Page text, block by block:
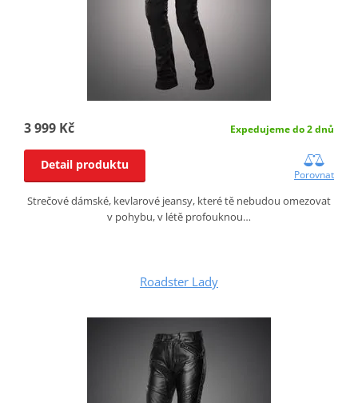
3 999 Kč Expedujeme do 2 dnů
Detail produktu
Porovnat
Strečové dámské, kevlarové jeansy, které tě nebudou omezovat
v pohybu, v létě profouknou…
Roadster Lady